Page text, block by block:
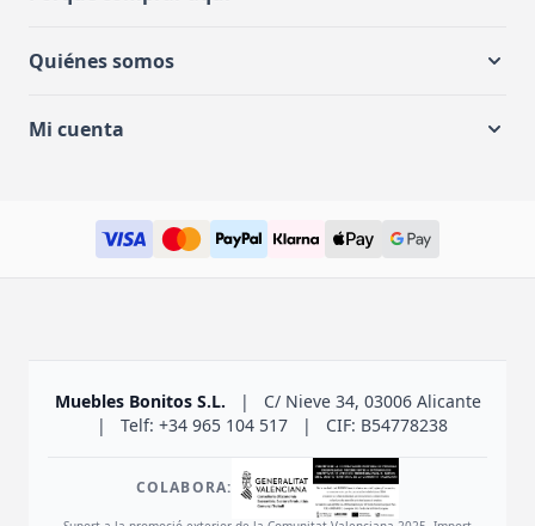
Quiénes somos
Mi cuenta
Muebles Bonitos S.L. |
C/ Nieve 34, 03006 Alicante
|
Telf: +34 965 104 517 | CIF: B54778238
COLABORA: